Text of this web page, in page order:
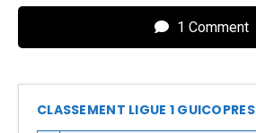
1 Comment
CLASSEMENT LIGUE 1 GUICOPRES